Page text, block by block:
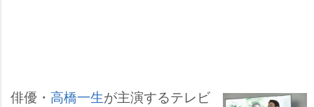
俳優・ 高橋一生が主演するテレビ